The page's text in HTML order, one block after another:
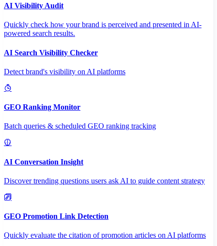
AI Visibility Audit
Quickly check how your brand is perceived and presented in AI-
powered search results.
AI Search Visibility Checker
Detect brand's visibility on AI platforms
GEO Ranking Monitor
Batch queries & scheduled GEO ranking tracking
AI Conversation Insight
Discover trending questions users ask AI to guide content strategy
GEO Promotion Link Detection
Quickly evaluate the citation of promotion articles on AI platforms